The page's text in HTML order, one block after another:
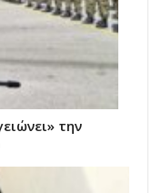
την